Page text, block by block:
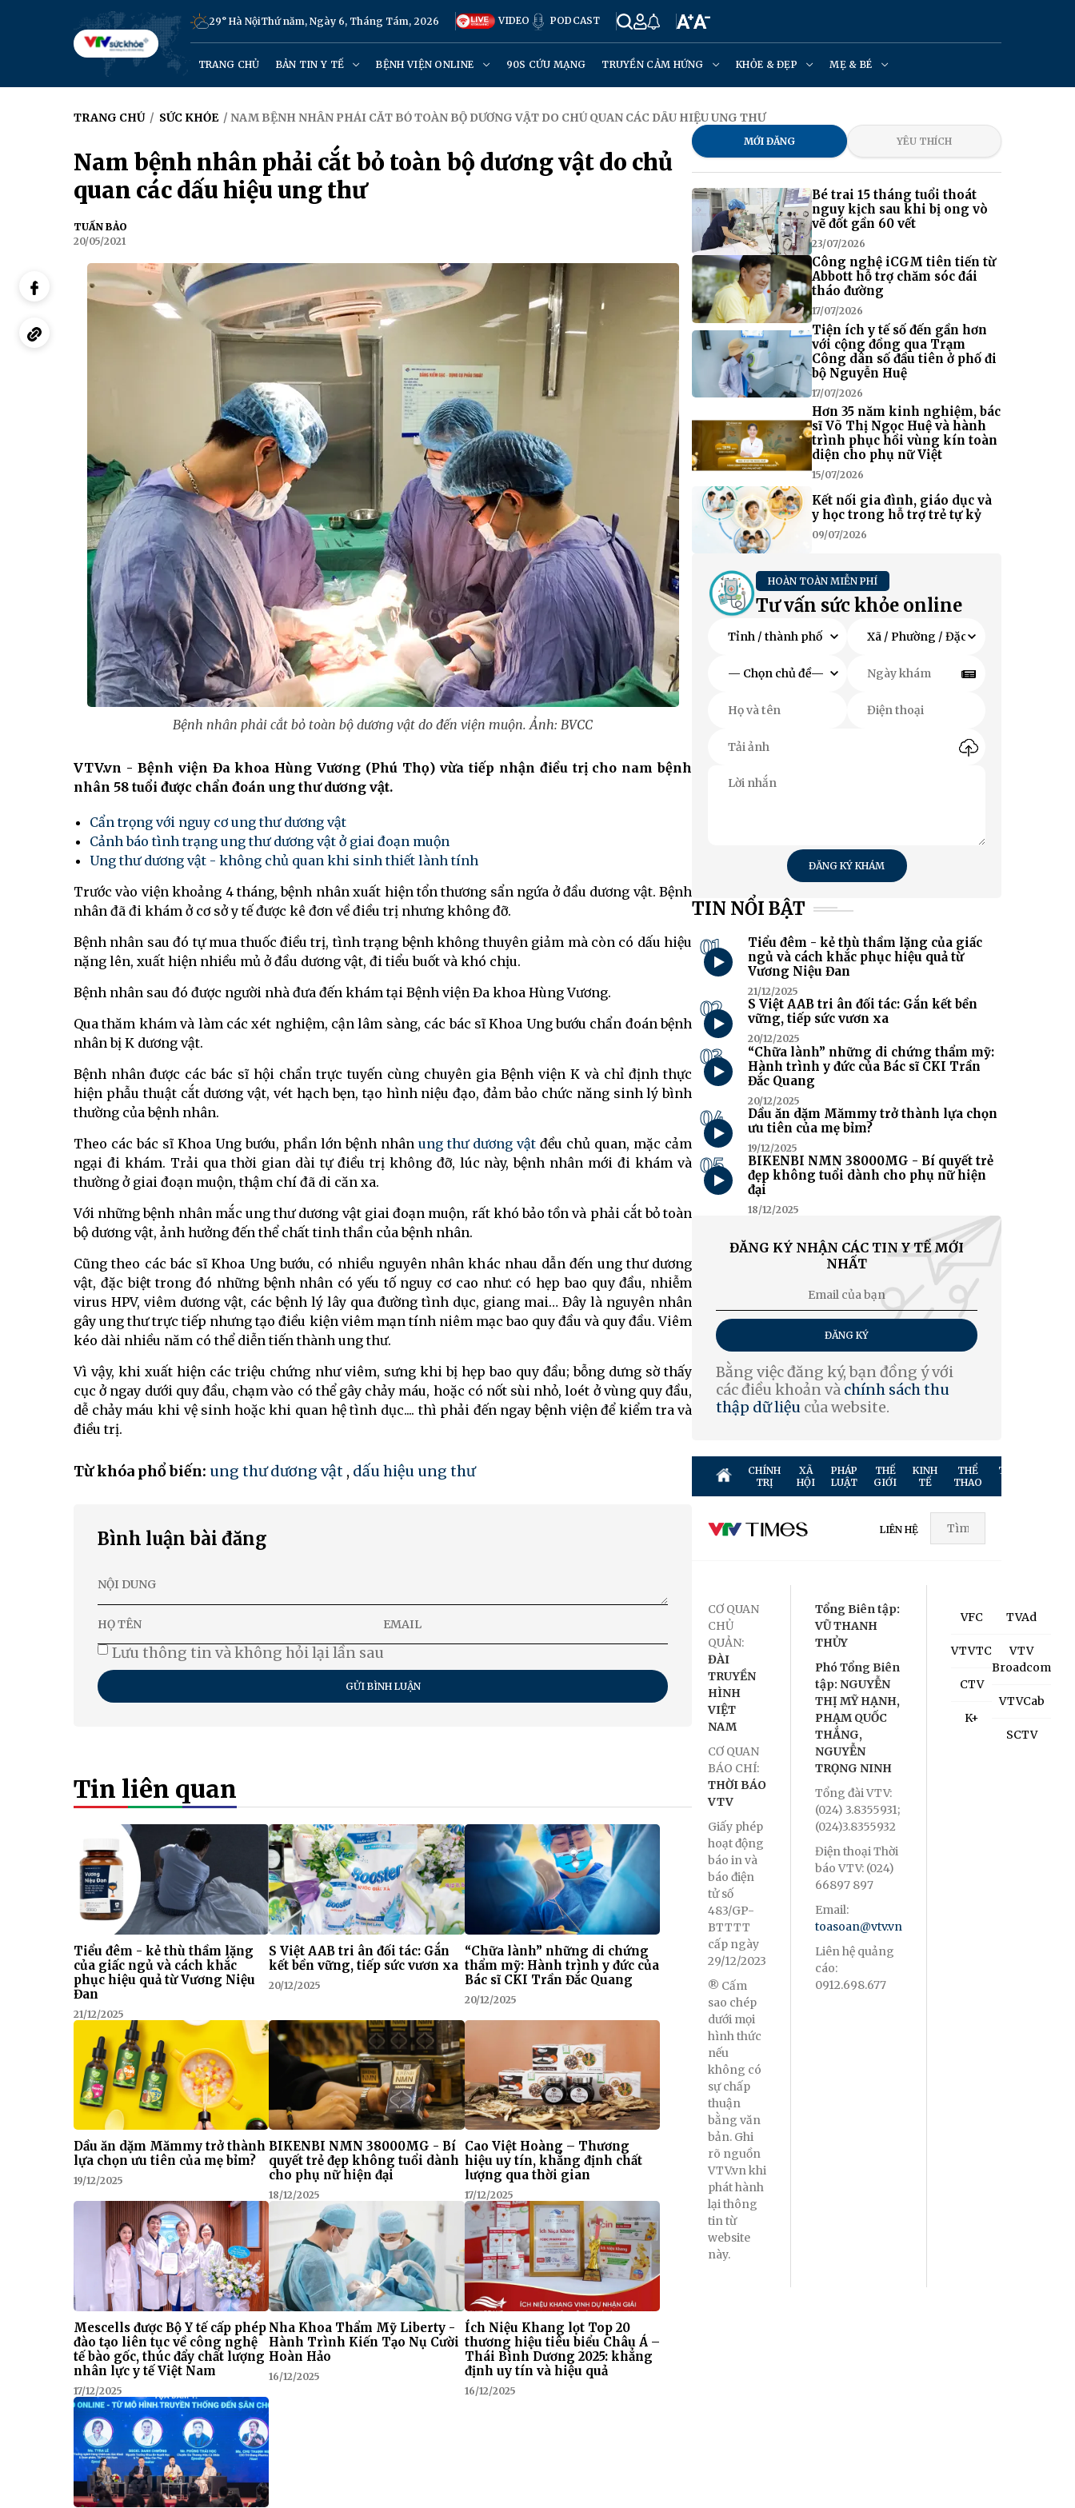
29° Hà NộiThứ năm, Ngày 6, Tháng Tám, 2026 VIDEO PODCAST
TRANG CHỦ BẢN TIN Y TẾ BỆNH VIỆN ONLINE 90S CỨU MẠNG TRUYỀN CẢM HỨNG KHỎE & ĐẸP MẸ & BÉ
TRANG CHỦ / SỨC KHỎE / NAM BỆNH NHÂN PHẢI CẮT BỎ TOÀN BỘ DƯƠNG VẬT DO CHỦ QUAN CÁC DẤU HIỆU UNG THƯ
Nam bệnh nhân phải cắt bỏ toàn bộ dương vật do chủ
quan các dấu hiệu ung thư
TUẤN BẢO
20/05/2021
Bệnh nhân phải cắt bỏ toàn bộ dương vật do đến viện muộn. Ảnh: BVCC
VTV.vn - Bệnh viện Đa khoa Hùng Vương (Phú Thọ) vừa tiếp nhận điều trị cho nam bệnh
nhân 58 tuổi được chẩn đoán ung thư dương vật.
Cẩn trọng với nguy cơ ung thư dương vật
Cảnh báo tình trạng ung thư dương vật ở giai đoạn muộn
Ung thư dương vật - không chủ quan khi sinh thiết lành tính
Trước vào viện khoảng 4 tháng, bệnh nhân xuất hiện tổn thương sẩn ngứa ở đầu dương vật. Bệnh
nhân đã đi khám ở cơ sở y tế được kê đơn về điều trị nhưng không đỡ.
Bệnh nhân sau đó tự mua thuốc điều trị, tình trạng bệnh không thuyên giảm mà còn có dấu hiệu
nặng lên, xuất hiện nhiều mủ ở đầu dương vật, đi tiểu buốt và khó chịu.
Bệnh nhân sau đó được người nhà đưa đến khám tại Bệnh viện Đa khoa Hùng Vương.
Qua thăm khám và làm các xét nghiệm, cận lâm sàng, các bác sĩ Khoa Ung bướu chẩn đoán bệnh
nhân bị K dương vật.
Bệnh nhân được các bác sĩ hội chẩn trực tuyến cùng chuyên gia Bệnh viện K và chỉ định thực
hiện phẫu thuật cắt dương vật, vét hạch bẹn, tạo hình niệu đạo, đảm bảo chức năng sinh lý bình
thường của bệnh nhân.
Theo các bác sĩ Khoa Ung bướu, phần lớn bệnh nhânung thư dương vật đều chủ quan, mặc cảm
ngại đi khám. Trải qua thời gian dài tự điều trị không đỡ, lúc này, bệnh nhân mới đi khám và
thường ở giai đoạn muộn, thậm chí đã di căn xa.
Với những bệnh nhân mắc ung thư dương vật giai đoạn muộn, rất khó bảo tồn và phải cắt bỏ toàn
bộ dương vật, ảnh hưởng đến thể chất tinh thần của bệnh nhân.
Cũng theo các bác sĩ Khoa Ung bướu, có nhiều nguyên nhân khác nhau dẫn đến ung thư dương
vật, đặc biệt trong đó những bệnh nhân có yếu tố nguy cơ cao như: có hẹp bao quy đầu, nhiễm
virus HPV, viêm dương vật, các bệnh lý lây qua đường tình dục, giang mai… Đây là nguyên nhân
gây ung thư trực tiếp nhưng tạo điều kiện viêm mạn tính niêm mạc bao quy đầu và quy đầu. Viêm
kéo dài nhiều năm có thể diễn tiến thành ung thư.
Vì vậy, khi xuất hiện các triệu chứng như viêm, sưng khi bị hẹp bao quy đầu; bỗng dưng sờ thấy
cục ở ngay dưới quy đầu, chạm vào có thể gây chảy máu, hoặc có nốt sùi nhỏ, loét ở vùng quy đầu,
dễ chảy máu khi vệ sinh hoặc khi quan hệ tình dục.... thì phải đến ngay bệnh viện để kiểm tra và
điều trị.
Từ khóa phổ biến: ung thư dương vật , dấu hiệu ung thư
Bình luận bài đăng
Lưu thông tin và không hỏi lại lần sau
GỬI BÌNH LUẬN
Tin liên quan
Tiểu đêm - kẻ thù thầm lặng
của giấc ngủ và cách khắc
phục hiệu quả từ Vương Niệu
Đan
21/12/2025
S Việt AAB tri ân đối tác: Gắn
kết bền vững, tiếp sức vươn xa
20/12/2025
“Chữa lành” những di chứng
thẩm mỹ: Hành trình y đức của
Bác sĩ CKI Trần Đắc Quang
20/12/2025
Dầu ăn dặm Mămmy trở thành
lựa chọn ưu tiên của mẹ bỉm?
19/12/2025
BIKENBI NMN 38000MG - Bí
quyết trẻ đẹp không tuổi dành
cho phụ nữ hiện đại
18/12/2025
Cao Việt Hoàng – Thương
hiệu uy tín, khẳng định chất
lượng qua thời gian
17/12/2025
Mescells được Bộ Y tế cấp phép
đào tạo liên tục về công nghệ
tế bào gốc, thúc đẩy chất lượng
nhân lực y tế Việt Nam
17/12/2025
Nha Khoa Thẩm Mỹ Liberty -
Hành Trình Kiến Tạo Nụ Cười
Hoàn Hảo
16/12/2025
Ích Niệu Khang lọt Top 20
thương hiệu tiêu biểu Châu Á –
Thái Bình Dương 2025: khẳng
định uy tín và hiệu quả
16/12/2025
MỚI ĐĂNG YÊU THÍCH
Bé trai 15 tháng tuổi thoát
nguy kịch sau khi bị ong vò
vẽ đốt gần 60 vết
23/07/2026
Công nghệ iCGM tiên tiến từ
Abbott hỗ trợ chăm sóc đái
tháo đường
17/07/2026
Tiện ích y tế số đến gần hơn
với cộng đồng qua Trạm
Công dân số đầu tiên ở phố đi
bộ Nguyễn Huệ
17/07/2026
Hơn 35 năm kinh nghiệm, bác
sĩ Võ Thị Ngọc Huệ và hành
trình phục hồi vùng kín toàn
diện cho phụ nữ Việt
15/07/2026
Kết nối gia đình, giáo dục và
y học trong hỗ trợ trẻ tự kỷ
09/07/2026
HOÀN TOÀN MIỄN PHÍ
Tư vấn sức khỏe online
ĐĂNG KÝ KHÁM
TIN NỔI BẬT
01
Tiểu đêm - kẻ thù thầm lặng của giấc
ngủ và cách khắc phục hiệu quả từ
Vương Niệu Đan
21/12/2025
02
S Việt AAB tri ân đối tác: Gắn kết bền
vững, tiếp sức vươn xa
20/12/2025
03
“Chữa lành” những di chứng thẩm mỹ:
Hành trình y đức của Bác sĩ CKI Trần
Đắc Quang
20/12/2025
04
Dầu ăn dặm Mămmy trở thành lựa chọn
ưu tiên của mẹ bỉm?
19/12/2025
05
BIKENBI NMN 38000MG - Bí quyết trẻ
đẹp không tuổi dành cho phụ nữ hiện
đại
18/12/2025
ĐĂNG KÝ NHẬN CÁC TIN Y TẾ MỚI
NHẤT
ĐĂNG KÝ
Bằng việc đăng ký, bạn đồng ý với
các điều khoản và chính sách thu
thập dữ liệu của website.
CHÍNH
TRỊ
XÃ
HỘI
PHÁP
LUẬT
THẾ
GIỚI
KINH
TẾ
THỂ
THAO
TRUYỀN
LIÊN HỆ
CƠ QUAN
CHỦ
QUẢN:
ĐÀI
TRUYỀN
HÌNH
VIỆT
NAM
CƠ QUAN
BÁO CHÍ:
THỜI BÁO
VTV
Giấy phép
hoạt động
báo in và
báo điện
tử số
483/GP-
BTTTT
cấp ngày
29/12/2023
® Cấm
sao chép
dưới mọi
hình thức
nếu
không có
sự chấp
thuận
bằng văn
bản. Ghi
rõ nguồn
VTV.vn khi
phát hành
lại thông
tin từ
website
này.
Tổng Biên tập:
VŨ THANH
THỦY
Phó Tổng Biên
tập: NGUYỄN
THỊ MỸ HẠNH,
PHẠM QUỐC
THẮNG,
NGUYỄN
TRỌNG NINH
Tổng đài VTV:
(024) 3.8355931;
(024)3.8355932
Điện thoại Thời
báo VTV: (024)
66897 897
Email:
toasoan@vtv.vn
Liên hệ quảng
cáo:
0912.698.677
VFC
VTVTC
CTV
K+
TVAd
VTV
Broadcom
VTVCab
SCTV